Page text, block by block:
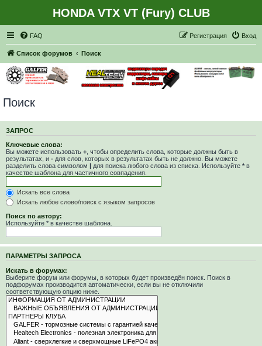
HONDA VTX VT (Fury) CLUB
FAQ Вход
Регистрация
Список форумов Поиск
Поиск
ЗАПРОС
Ключевые слова:
Вы можете использовать + , чтобы определить слова, которые должны быть в
результатах, и - для слов, которых в результатах быть не должно. Вы можете
разделить слова символом | для поиска любого слова из списка. Используйте * в
качестве шаблона для частичного совпадения.
Искать все слова
Искать любое слово/поиск с языком запросов
Поиск по автору:
Используйте * в качестве шаблона.
ПАРАМЕТРЫ ЗАПРОСА
Искать в форумах:
Выберите форум или форумы, в которых будет произведён поиск. Поиск в
подфорумах производится автоматически, если вы не отключили
соответствующую опцию ниже.